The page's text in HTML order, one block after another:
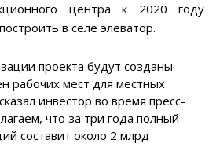
центра к 2020 году
в селе элеватор.
проекта будут созданы
рабочих мест для местных
инвестор во время пресс-
что за три года полный
составит около 2 млрд